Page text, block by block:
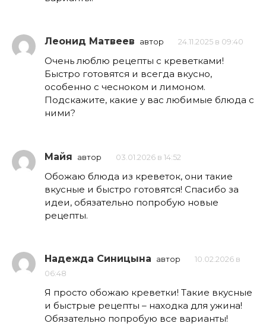
Леонид Матвеев автор 24.11.2025 в 09:40
Очень люблю рецепты с креветками!
Быстро готовятся и всегда вкусно,
особенно с чесноком и лимоном.
Подскажите, какие у вас любимые блюда с
ними?
Майя автор 03.01.2026 в 14:52
Обожаю блюда из креветок, они такие
вкусные и быстро готовятся! Спасибо за
идеи, обязательно попробую новые
рецепты.
Надежда Синицына автор
10.02.2026 в
06:48
Я просто обожаю креветки! Такие вкусные
и быстрые рецепты – находка для ужина!
Обязательно попробую все варианты!